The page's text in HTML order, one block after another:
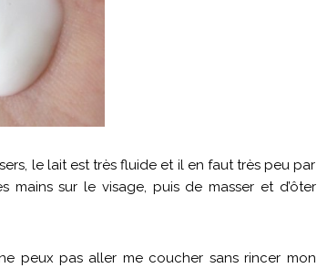
le lait est très fluide et il en faut très peu par
mains sur le visage, puis de masser et d’ôter
peux pas aller me coucher sans rincer mon